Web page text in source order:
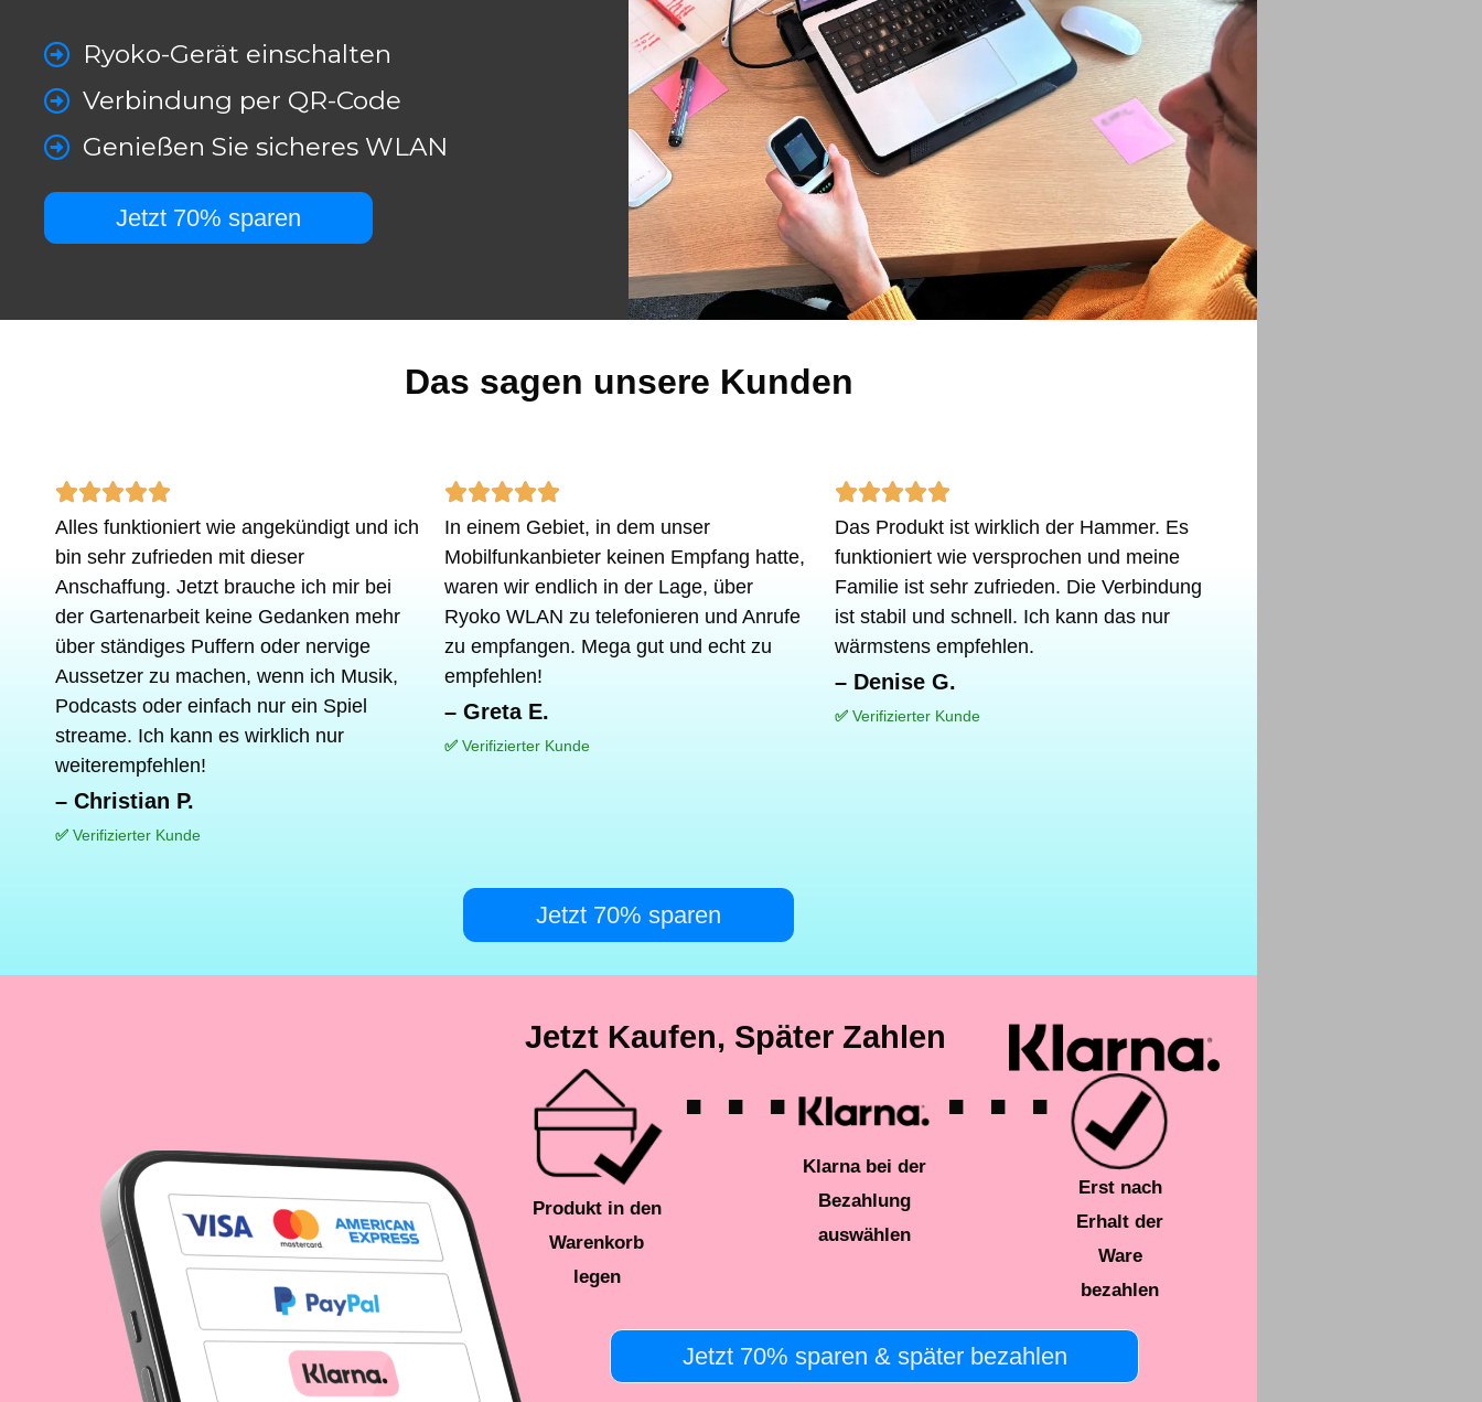
Ryoko-Gerät einschalten
Verbindung per QR-Code
Genießen Sie sicheres WLAN
Jetzt 70% sparen
Das sagen unsere Kunden

5
of
5
Alles funktioniert wie angekündigt und ich
bin sehr zufrieden mit dieser
Anschaffung. Jetzt brauche ich mir bei
der Gartenarbeit keine Gedanken mehr
über ständiges Puffern oder nervige
Aussetzer zu machen, wenn ich Musik,
Podcasts oder einfach nur ein Spiel
streame. Ich kann es wirklich nur
weiterempfehlen!
– Christian P.
✅ Verifizierter Kunde

5
out
of
5
In einem Gebiet, in dem unser
Mobilfunkanbieter keinen Empfang hatte,
waren wir endlich in der Lage, über
Ryoko WLAN zu telefonieren und Anrufe
zu empfangen. Mega gut und echt zu
empfehlen!
– Greta E.
✅Verifizierter Kunde
Rated
5
out
of
5
Das Produkt ist wirklich der Hammer. Es
funktioniert wie versprochen und meine
Familie ist sehr zufrieden. Die Verbindung
ist stabil und schnell. Ich kann das nur
wärmstens empfehlen.
– Denise G.
✅ Verifizierter Kunde
Jetzt 70% sparen
Jetzt Kaufen, Später Zahlen
Produkt in den
Warenkorb
legen
. . .
Klarna bei der
Bezahlung
auswählen
. . .
Erst nach
Erhalt der
Ware
bezahlen
Jetzt 70% sparen & später bezahlen